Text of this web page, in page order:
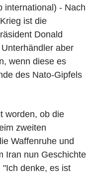
international) - Nach
ist die
Donald
aber
wenn diese es
des Nato-Gipfels
worden, ob die
zweiten
Waffenruhe und
Iran nun Geschichte
denke, es ist